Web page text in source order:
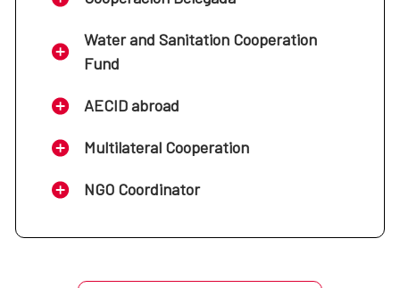
Water and Sanitation Cooperation
Fund
AECID abroad
Multilateral Cooperation
NGO Coordinator